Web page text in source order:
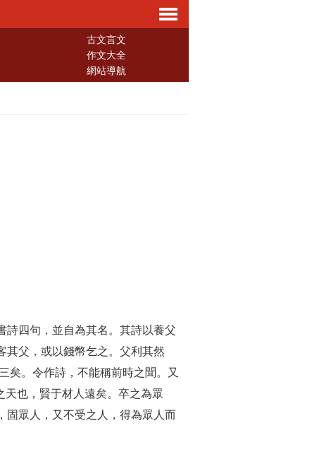
導
古文言文
作文大全
網站導航
詩四句，並自為其名。其詩以養父
其父，或以錢幣乞之。父利其然
矣。令作詩，不能稱前時之聞。又
天也，賢于材人遠矣。卒之為眾
固眾人，又不受之人，得為眾人而